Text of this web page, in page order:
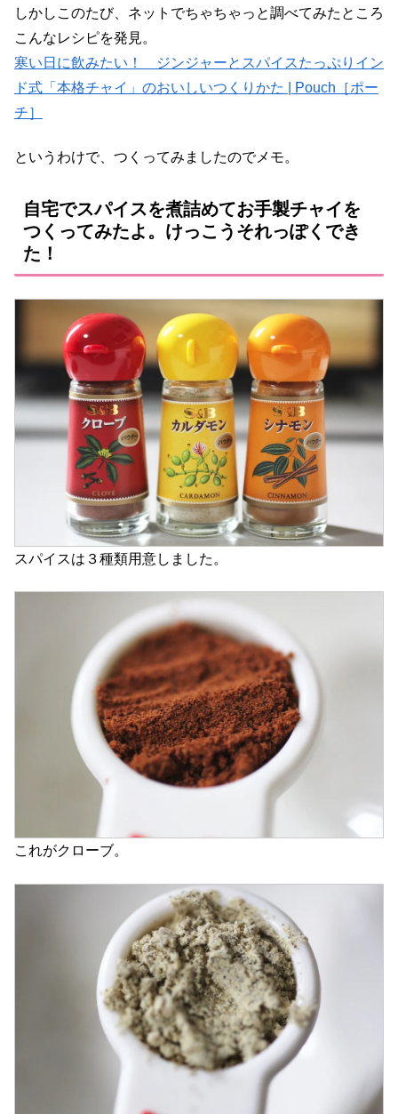
しかしこのたび、ネットでちゃちゃっと調べてみたところ
こんなレシピを発見。
寒い日に飲みたい！ ジンジャーとスパイスたっぷりイン
ド式「本格チャイ」のおいしいつくりかた | Pouch［ポー
チ］
というわけで、つくってみましたのでメモ。
自宅でスパイスを煮詰めてお手製チャイを
つくってみたよ。けっこうそれっぽくでき
た！
スパイスは３種類用意しました。
これがクローブ。